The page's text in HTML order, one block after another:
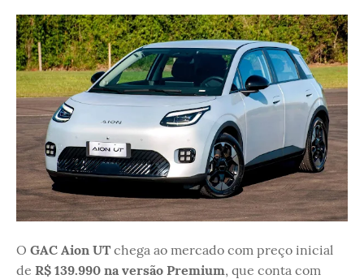
O GAC Aion UT chega ao mercado com preço inicial
de R$ 139.990 na versão Premium, que conta com